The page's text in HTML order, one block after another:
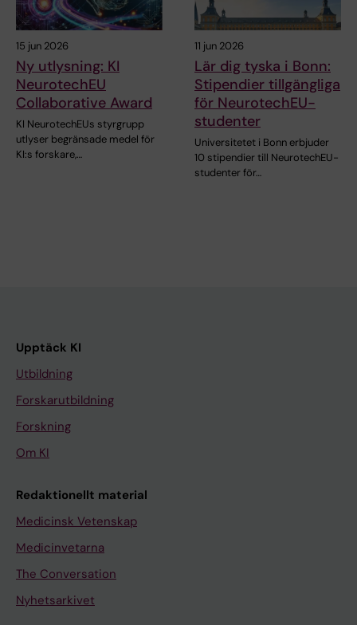
15 jun 2026
Ny utlysning: KI
NeurotechEU
Collaborative Award
KI NeurotechEUs styrgrupp
utlyser begränsade medel för
KI:s forskare,…
11 jun 2026
Lär dig tyska i Bonn:
Stipendier tillgängliga
för NeurotechEU-
studenter
Universitetet i Bonn erbjuder
10 stipendier till NeurotechEU-
studenter för…
Upptäck KI
Utbildning
Forskarutbildning
Forskning
Om KI
Redaktionellt material
Medicinsk Vetenskap
Medicinvetarna
The Conversation
Nyhetsarkivet